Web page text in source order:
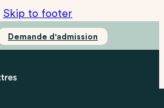
Skip to footer
Demande d'admission